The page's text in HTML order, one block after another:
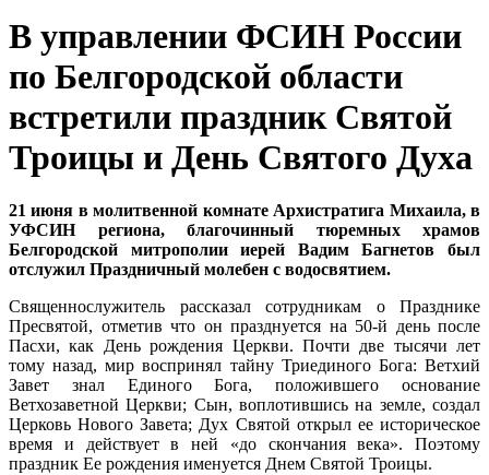
В управлении ФСИН России
по Белгородской области
встретили праздник Святой
Троицы и День Святого Духа
21 июня в молитвенной комнате Архистратига Михаила, в
УФСИН региона, благочинный тюремных храмов
Белгородской митрополии иерей Вадим Багнетов был
отслужил Праздничный молебен с водосвятием.
Священнослужитель рассказал сотрудникам о Празднике
Пресвятой, отметив что он празднуется на 50-й день после
Пасхи, как День рождения Церкви. Почти две тысячи лет
тому назад, мир воспринял тайну Триединого Бога: Ветхий
Завет знал Единого Бога, положившего основание
Ветхозаветной Церкви; Сын, воплотившись на земле, создал
Церковь Нового Завета; Дух Святой открыл ее историческое
время и действует в ней «до скончания века». Поэтому
праздник Ее рождения именуется Днем Святой Троицы.